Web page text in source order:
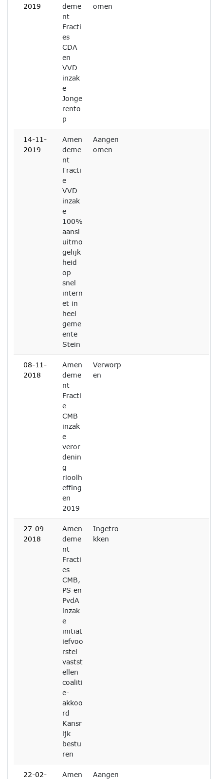
2019
deme
nt
Fracti
es
CDA
en
VVD
inzak
e
Jonge
rento
p
omen
14-11-
2019
Amen
deme
nt
Fracti
e
VVD
inzak
e
100%
aansl
uitmo
gelijk
heid
op
snel
intern
et in
heel
geme
ente
Stein
Aangen
omen
08-11-
2018
Amen
deme
nt
Fracti
e
CMB
inzak
e
veror
denin
g
rioolh
effing
en
2019
Verworp
en
27-09-
2018
Amen
deme
nt
Fracti
es
CMB,
PS en
PvdA
inzak
e
initiat
iefvoo
rstel
vastst
ellen
coaliti
e-
akkoo
rd
Kansr
ijk
bestu
ren
Ingetro
kken
22-02-
Amen
Aangen